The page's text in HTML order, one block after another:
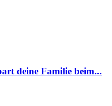
deine Familie beim...